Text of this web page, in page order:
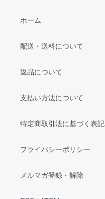
ホーム
配送・送料について
返品について
支払い方法について
特定商取引法に基づく表記
プライバシーポリシー
メルマガ登録・解除